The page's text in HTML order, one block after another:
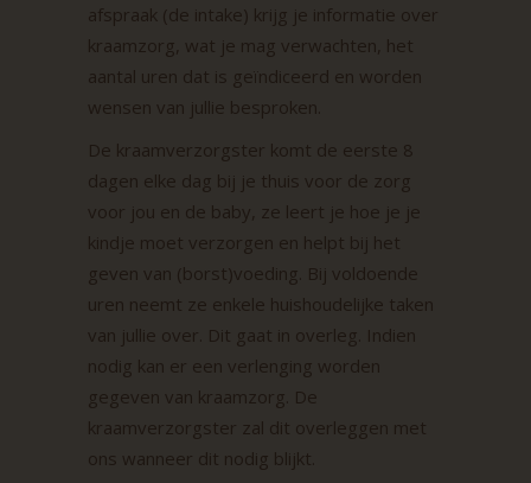
afspraak (de intake) krijg je informatie over
kraamzorg, wat je mag verwachten, het
aantal uren dat is geïndiceerd en worden
wensen van jullie besproken.
De kraamverzorgster komt de eerste 8
dagen elke dag bij je thuis voor de zorg
voor jou en de baby, ze leert je hoe je je
kindje moet verzorgen en helpt bij het
geven van (borst)voeding. Bij voldoende
uren neemt ze enkele huishoudelijke taken
van jullie over. Dit gaat in overleg. Indien
nodig kan er een verlenging worden
gegeven van kraamzorg. De
kraamverzorgster zal dit overleggen met
ons wanneer dit nodig blijkt.